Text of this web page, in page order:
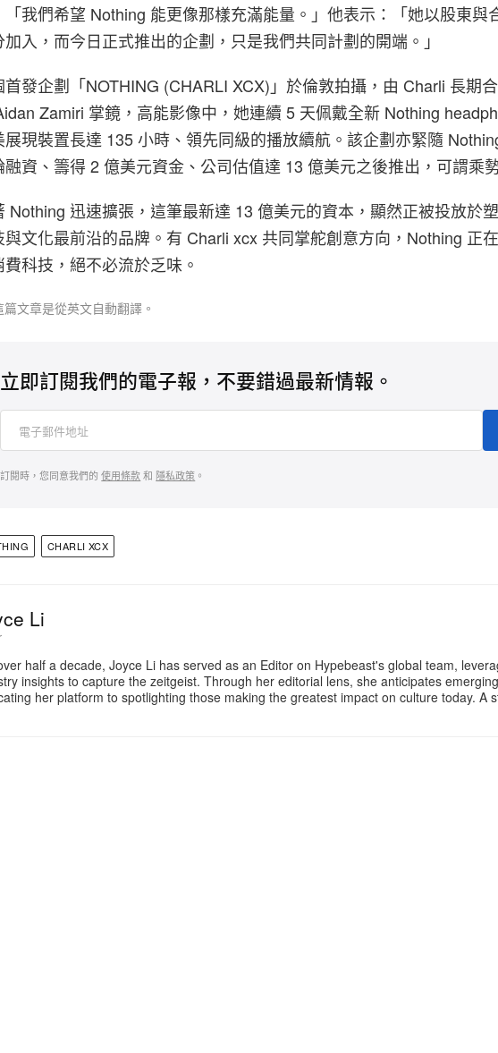
「我們希望 Nothing 能更像那樣充滿能量。」他表示：「她以股東與
加入，而今日正式推出的企劃，只是我們共同計劃的開端。」
首發企劃「NOTHING (CHARLI XCX)」於倫敦拍攝，由 Charli 長期
Zamiri 掌鏡，高能影像中，她連續 5 天佩戴全新 Nothing
展現裝置長達 135 小時、領先同級的播放續航。該企劃亦緊隨
融資、籌得 2 億美元資金、公司估值達 13 億美元之後推出，可謂乘
Nothing 迅速擴張，這筆最新達 13 億美元的資本，顯然正被投放於
與文化最前沿的品牌。有 Charli xcx 共同掌舵創意方向，Nothing 正
費科技，絕不必流於乏味。
篇文章是從英文自動翻譯。
立即訂閱我們的電子報，不要錯過最新情報。
訂閱時，您同意我們的使用條款和 隱私政策 。
CHARLI XCX
Li
half a decade, Joyce Li has served as an Editor on Hypebeast's global team,
insights to capture the zeitgeist. Through her editorial lens, she anticipates
her platform to spotlighting those making the greatest impact on culture today. A